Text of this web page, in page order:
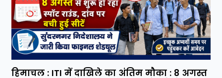
हिमाचल : ITI में दाखिले का अंतिम मौका : 8 अगस्त